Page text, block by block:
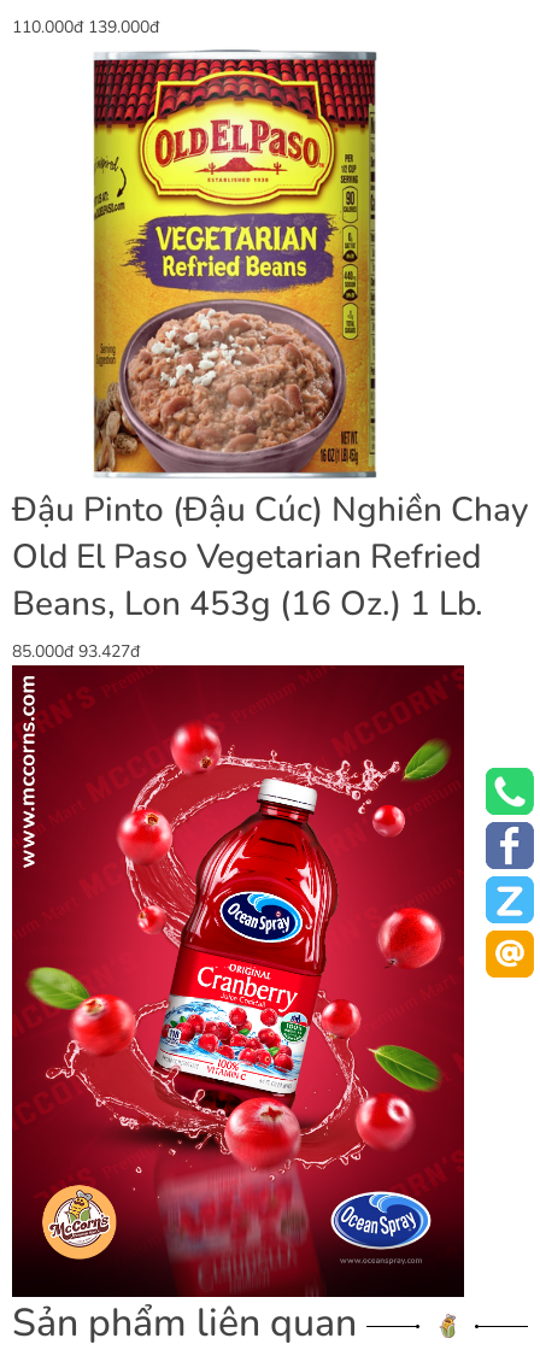
110.000đ 139.000đ
Đậu Pinto (Đậu Cúc) Nghiền Chay
Old El Paso Vegetarian Refried
Beans, Lon 453g (16 Oz.) 1 Lb.
85.000đ 93.427đ
Sản phẩm liên quan